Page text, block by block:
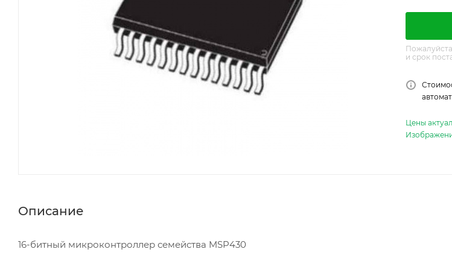
и срок
Цены
Описание
16-битный микроконтроллер семейства MSP430